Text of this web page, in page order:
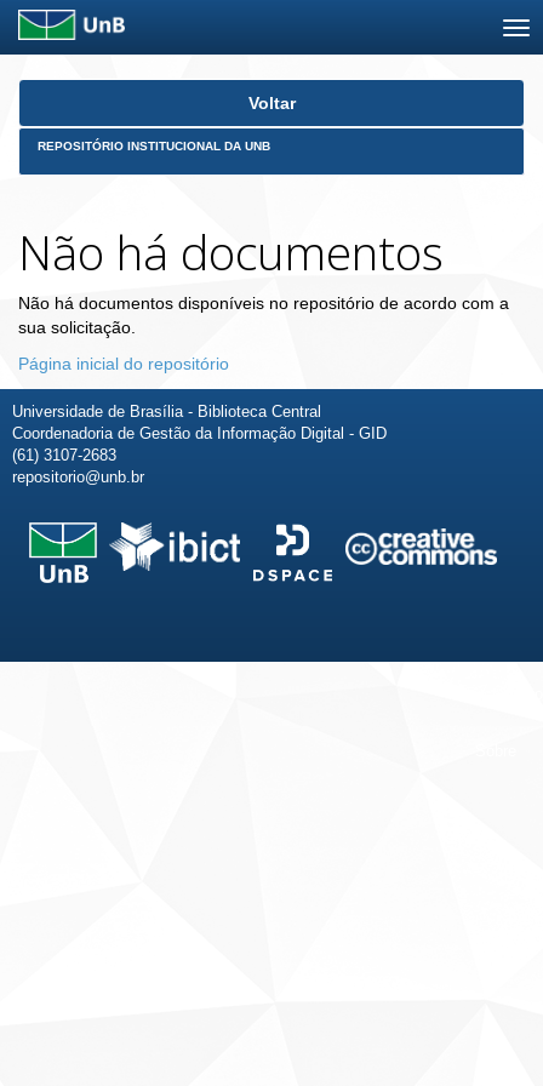
Skip
Voltar
REPOSITÓRIO INSTITUCIONAL DA UNB
Não há documentos
Não há documentos disponíveis no repositório de acordo com a
sua solicitação.
Página inicial do repositório
Universidade de Brasília - Biblioteca Central
Coordenadoria de Gestão da Informação Digital - GID
(61) 3107-2683
repositorio@unb.br